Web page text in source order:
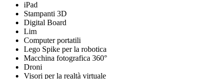
iPad
Stampanti 3D
Digital Board
Lim
Computer portatili
Lego Spike per la robotica
Macchina fotografica 360°
Droni
Visori per la realtà virtuale